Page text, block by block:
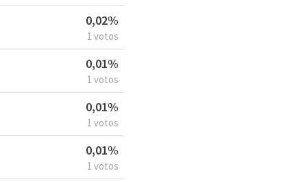
0,02%
1 votos
0,01%
1 votos
0,01%
1 votos
0,01%
1 votos